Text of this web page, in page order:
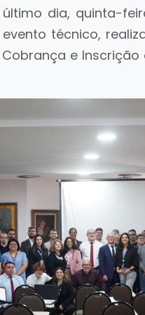
dia, quinta-
técnico,
e